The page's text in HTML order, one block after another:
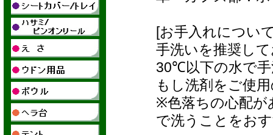
[お手入れについ
手洗いを推奨し
30℃以下の水で
もし洗剤をご使
※色落ちの心配が
で洗うことをお